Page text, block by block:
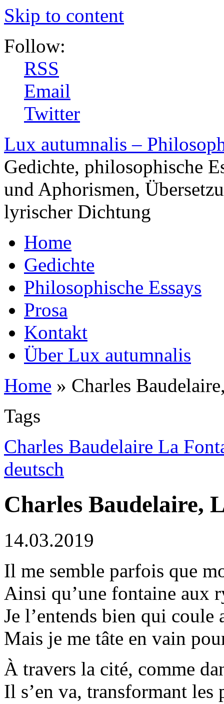
Skip to content
Follow:
RSS
Email
Twitter
Lux autumnalis –
Gedichte, philosophische
und Aphorismen,
lyrischer Dichtung
Home
Gedichte
Philosophische Essays
Prosa
Kontakt
Über Lux autumnalis
Home » Charles
Tags
Charles Baudelaire La
deutsch
Charles Baudelaire,
14.03.2019
Il me semble parfois que
Ainsi qu’une fontaine aux
Je l’entends bien qui
Mais je me tâte en vain
À travers la cité, comme
Il s’en va, transformant les